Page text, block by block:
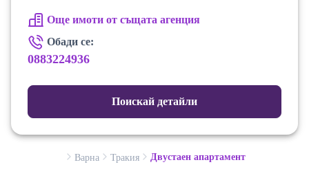
Още имоти от същата агенция
Обади се:
0883224936
Поискай детайли
Варна Тракия Двустаен апартамент